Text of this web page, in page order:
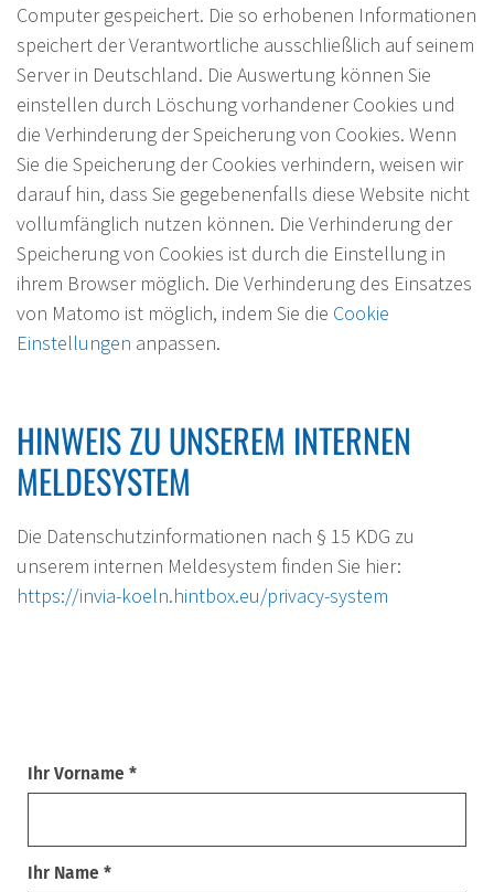
Computer gespeichert. Die so erhobenen Informationen
speichert der Verantwortliche ausschließlich auf seinem
Server in Deutschland. Die Auswertung können Sie
einstellen durch Löschung vorhandener Cookies und
die Verhinderung der Speicherung von Cookies. Wenn
Sie die Speicherung der Cookies verhindern, weisen wir
darauf hin, dass Sie gegebenenfalls diese Website nicht
vollumfänglich nutzen können. Die Verhinderung der
Speicherung von Cookies ist durch die Einstellung in
ihrem Browser möglich. Die Verhinderung des Einsatzes
von Matomo ist möglich, indem Sie die Cookie
Einstellungen anpassen.
HINWEIS ZU UNSEREM INTERNEN
MELDESYSTEM
Die Datenschutzinformationen nach § 15 KDG zu
unserem internen Meldesystem finden Sie hier:
https://invia-koeln.hintbox.eu/privacy-system
Ihr Vorname *
Ihr Name *